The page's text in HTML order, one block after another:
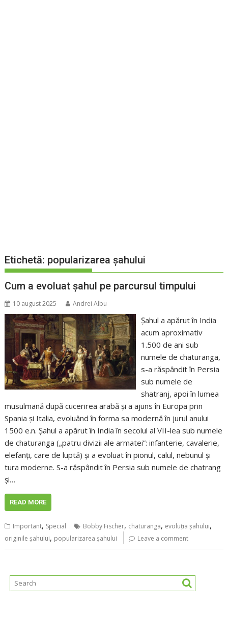
Etichetă: popularizarea șahului
Cum a evoluat șahul pe parcursul timpului
10 august 2025 Andrei Albu
Șahul a apărut în India
acum aproximativ
1.500 de ani sub
numele de chaturanga,
s-a răspândit în Persia
sub numele de
shatranj, apoi în lumea
musulmană după cucerirea arabă și a ajuns în Europa prin
Spania și Italia, evoluând în forma sa modernă în jurul anului
1500 e.n. Șahul a apărut în India în secolul al VII-lea sub numele
de chaturanga („patru divizii ale armatei”: infanterie, cavalerie,
elefanți, care de luptă) și a evoluat în pionul, calul, nebunul și
tura moderne. S-a răspândit în Persia sub numele de chatrang
și…
READ MORE
Important, Special Bobby Fischer, chaturanga, evoluția șahului,
originile șahului, popularizarea șahului Leave a comment